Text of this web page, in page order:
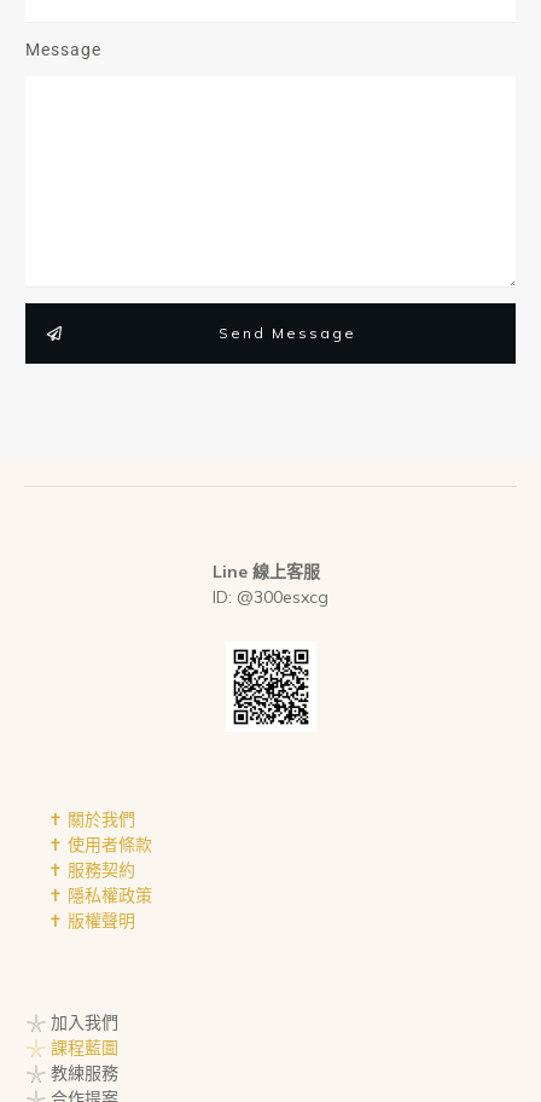
Message
Send Message
Line 線上客服
ID: @300esxcg
✝︎ 關於我們
✝︎ 使用者條款
✝︎ 服務契約
✝︎ 隱私權政策
✝︎ 版權聲明
𓇼 加入我們
𓇼 課程藍圖
𓇼 教練服務